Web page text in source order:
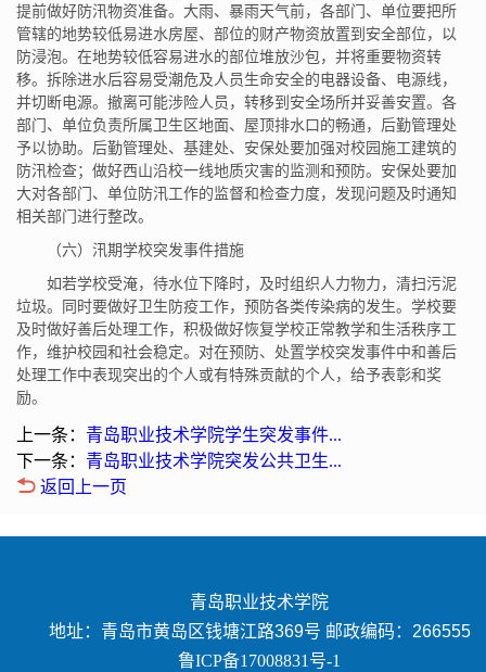
提前做好防汛物资准备。大雨、暴雨天气前，各部门、单位要把所
管辖的地势较低易进水房屋、部位的财产物资放置到安全部位，以
防浸泡。在地势较低容易进水的部位堆放沙包，并将重要物资转
移。拆除进水后容易受潮危及人员生命安全的电器设备、电源线，
并切断电源。撤离可能涉险人员，转移到安全场所并妥善安置。各
部门、单位负责所属卫生区地面、屋顶排水口的畅通，后勤管理处
予以协助。后勤管理处、基建处、安保处要加强对校园施工建筑的
防汛检查；做好西山沿校一线地质灾害的监测和预防。安保处要加
大对各部门、单位防汛工作的监督和检查力度，发现问题及时通知
相关部门进行整改。
（六）汛期学校突发事件措施
如若学校受淹，待水位下降时，及时组织人力物力，清扫污泥
垃圾。同时要做好卫生防疫工作，预防各类传染病的发生。学校要
及时做好善后处理工作，积极做好恢复学校正常教学和生活秩序工
作，维护校园和社会稳定。对在预防、处置学校突发事件中和善后
处理工作中表现突出的个人或有特殊贡献的个人，给予表彰和奖
励。
上一条： 青岛职业技术学院学生突发事件...
下一条： 青岛职业技术学院突发公共卫生...
返回上一页
青岛职业技术学院
地址：青岛市黄岛区钱塘江路369号 邮政编码：266555
鲁ICP备17008831号-1